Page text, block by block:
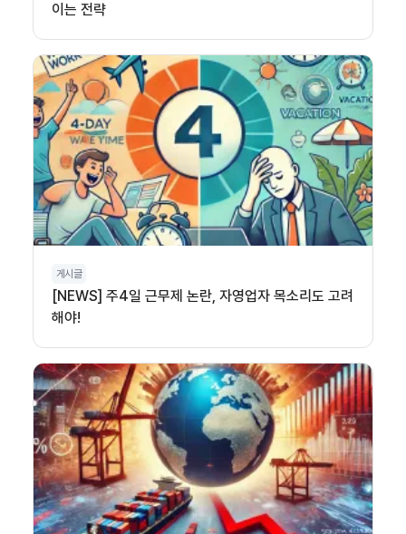
이는 전략
게시글
[NEWS] 주4일 근무제 논란, 자영업자 목소리도 고려
해야!